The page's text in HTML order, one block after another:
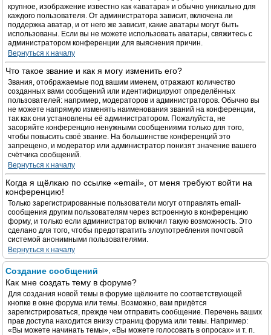
крупное, изображение известно как «аватара» и обычно уникально для
каждого пользователя. От администратора зависит, включена ли
поддержка аватар, и от него же зависит, какие аватары могут быть
использованы. Если вы не можете использовать аватары, свяжитесь с
администратором конференции для выяснения причин.
Вернуться к началу
Что такое звание и как я могу изменить его?
Звания, отображаемые под вашим именем, отражают количество
созданных вами сообщений или идентифицируют определённых
пользователей: например, модераторов и администраторов. Обычно вы
не можете напрямую изменять наименования званий на конференции,
так как они установлены её администратором. Пожалуйста, не
засоряйте конференцию ненужными сообщениями только для того,
чтобы повысить своё звание. На большинстве конференций это
запрещено, и модератор или администратор понизят значение вашего
счётчика сообщений.
Вернуться к началу
Когда я щёлкаю по ссылке «email», от меня требуют войти на
конференцию!
Только зарегистрированные пользователи могут отправлять email-
сообщения другим пользователям через встроенную в конференцию
форму, и только если администратор включил такую возможность. Это
сделано для того, чтобы предотвратить злоупотребления почтовой
системой анонимными пользователями.
Вернуться к началу
Создание сообщений
Как мне создать тему в форуме?
Для создания новой темы в форуме щёлкните по соответствующей
кнопке в окне форума или темы. Возможно, вам придётся
зарегистрироваться, прежде чем отправить сообщение. Перечень ваших
прав доступа находится внизу страниц форума или темы. Например:
«Вы можете начинать темы», «Вы можете голосовать в опросах» и т. п.